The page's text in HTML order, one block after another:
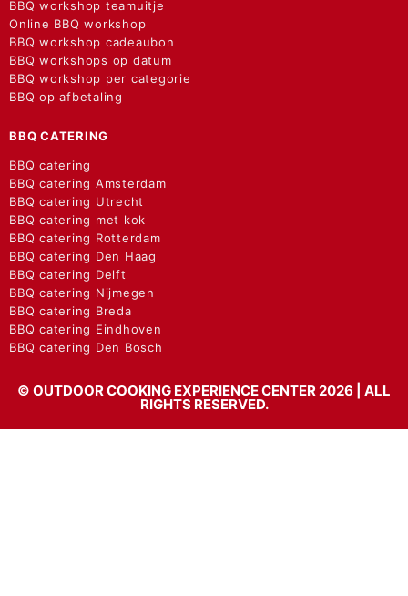
BBQ workshop teamuitje
Online BBQ workshop
BBQ workshop cadeaubon
BBQ workshops op datum
BBQ workshop per categorie
BBQ op afbetaling
BBQ CATERING
BBQ catering
BBQ catering Amsterdam
BBQ catering Utrecht
BBQ catering met kok
BBQ catering Rotterdam
BBQ catering Den Haag
BBQ catering Delft
BBQ catering Nijmegen
BBQ catering Breda
BBQ catering Eindhoven
BBQ catering Den Bosch
© OUTDOOR COOKING EXPERIENCE CENTER 2026 | ALL
RIGHTS RESERVED.